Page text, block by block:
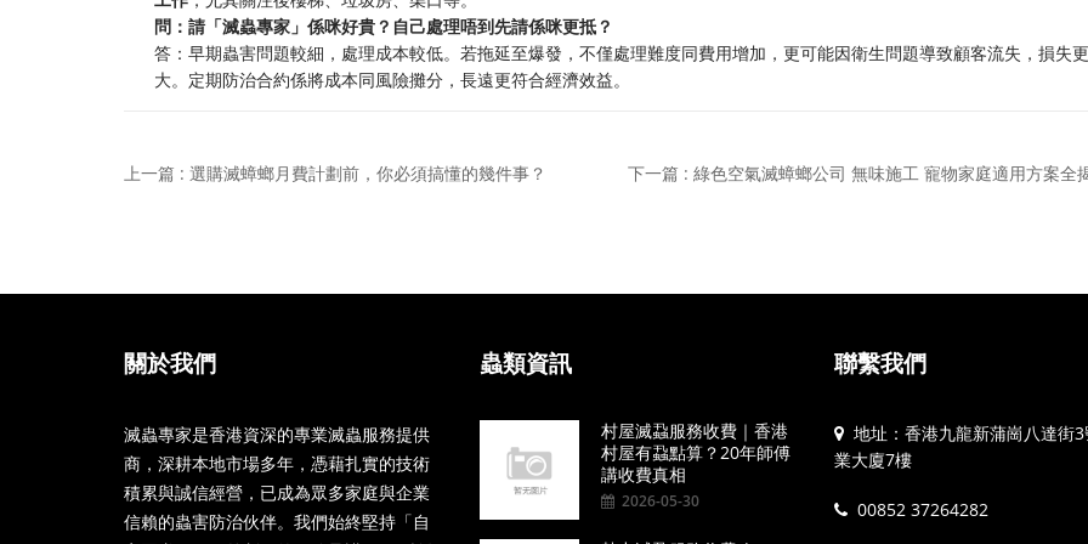
問：請「滅蟲專家」係咪好貴？自己處理唔到先請係咪更抵？
答：早期蟲害問題較細，處理成本較低。若拖延至爆發，不僅處理難度同費用增加，更可能因衛生問題導致顧客流失，損失更
大。定期防治合約係將成本同風險攤分，長遠更符合經濟效益。
上一篇 : 選購滅蟑螂月費計劃前，你必須搞懂的幾件事？ 下一篇 : 綠色空氣滅蟑螂公司 無味施工 寵物家庭適用方案全
關於我們
滅蟲專家是香港資深的專業滅蟲服務提供
商，深耕本地市場多年，憑藉扎實的技術
積累與誠信經營，已成為眾多家庭與企業
信賴的蟲害防治伙伴。我們始終堅持「自
蟲類資訊
村屋滅蝨服務收費｜香港
村屋有蝨點算？20年師傅
講收費真相
2026-05-30
聯繫我們
地址：香港九龍新蒲崗八達街
業大廈7樓
00852 37264282